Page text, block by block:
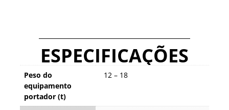
ESPECIFICAÇÕES
Peso do
equipamento
portador (t)
12 – 18